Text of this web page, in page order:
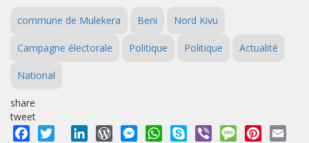
commune de Mulekera Beni Nord Kivu
Campagne électorale Politique Politique Actualité
National
share
tweet
Facebook
Twitter LinkedInWordPressMessengerWhatsApp
Skype Viber MessagePinterest